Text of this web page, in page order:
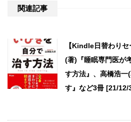
関連記事
【Kindle日替わり
(著)『睡眠専門医が
す方法』、高橋浩一
す』など3冊 [21/12/